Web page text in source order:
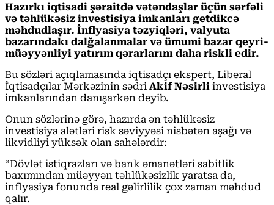
Hazırkı iqtisadi şəraitdə vətəndaşlar üçün sərfəli
və təhlükəsiz investisiya imkanları getdikcə
məhdudlaşır. İnflyasiya təzyiqləri, valyuta
bazarındakı dalğalanmalar və ümumi bazar qeyri-
müəyyənliyi yatırım qərarlarını daha riskli edir.
Bu sözləri açıqlamasında iqtisadçı ekspert, Liberal
İqtisadçılar Mərkəzinin sədri Akif Nəsirli investisiya
imkanlarından danışarkən deyib.
Onun sözlərinə görə, hazırda ən təhlükəsiz
investisiya alətləri risk səviyyəsi nisbətən aşağı və
likvidliyi yüksək olan sahələrdir:
“Dövlət istiqrazları və bank əmanətləri sabitlik
baxımından müəyyən təhlükəsizlik yaratsa da,
inflyasiya fonunda real gəlirlilik çox zaman məhdud
qalır.